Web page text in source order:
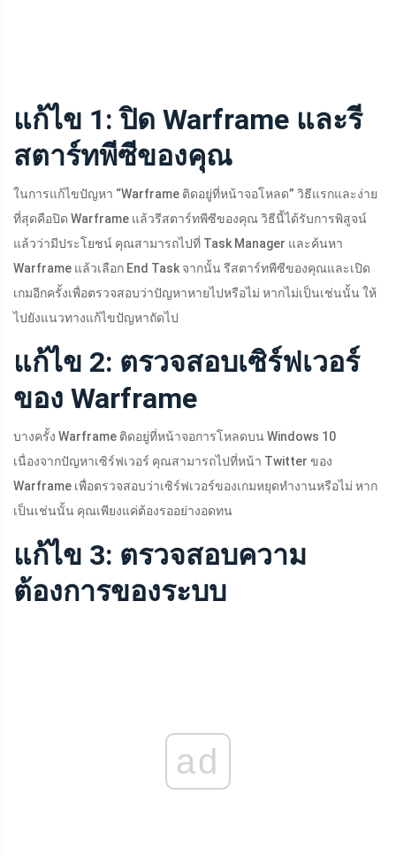
แก้ไข 1: ปิด Warframe และรี
สตาร์ทพีซีของคุณ
ในการแก้ไขปัญหา “Warframe ติดอยู่ที่หน้าจอโหลด” วิธีแรกและง่าย
ที่สุดคือปิด Warframe แล้วรีสตาร์ทพีซีของคุณ วิธีนี้ได้รับการพิสูจน์
แล้วว่ามีประโยชน์ คุณสามารถไปที่ Task Manager และค้นหา
Warframe แล้วเลือก End Task จากนั้น รีสตาร์ทพีซีของคุณและเปิด
เกมอีกครั้งเพื่อตรวจสอบว่าปัญหาหายไปหรือไม่ หากไม่เป็นเช่นนั้น ให้
ไปยังแนวทางแก้ไขปัญหาถัดไป
แก้ไข 2: ตรวจสอบเซิร์ฟเวอร์
ของ Warframe
บางครั้ง Warframe ติดอยู่ที่หน้าจอการโหลดบน Windows 10
เนื่องจากปัญหาเซิร์ฟเวอร์ คุณสามารถไปที่หน้า Twitter ของ
Warframe เพื่อตรวจสอบว่าเซิร์ฟเวอร์ของเกมหยุดทำงานหรือไม่ หาก
เป็นเช่นนั้น คุณเพียงแค่ต้องรออย่างอดทน
แก้ไข 3: ตรวจสอบความ
ต้องการของระบบ
ad